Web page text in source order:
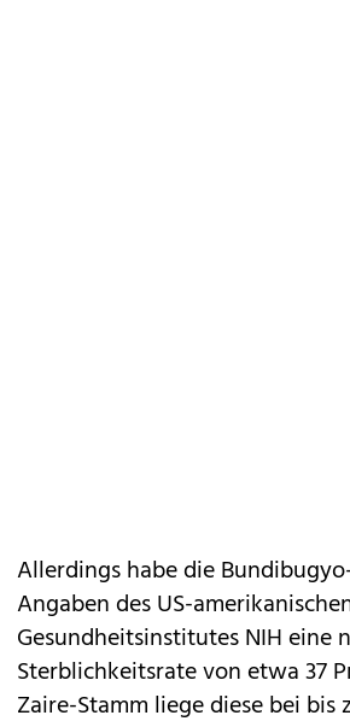
Allerdings habe die
Angaben des US-
Gesundheitsinstitutes NIH eine
Sterblichkeitsrate von etwa 37
Zaire-Stamm liege diese bei bis